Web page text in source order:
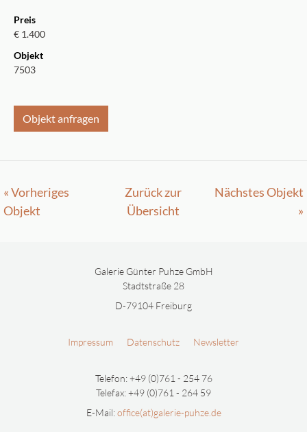
Preis
€ 1.400
Objekt
7503
Objekt anfragen
« Vorheriges
Objekt
Zurück zur
Übersicht
Nächstes Objekt
»
Galerie Günter Puhze GmbH
Stadtstraße 28
D-79104 Freiburg
Impressum Datenschutz Newsletter
Telefon: +49 (0)761 - 254 76
Telefax: +49 (0)761 - 264 59
E-Mail:office(at)galerie-puhze.de